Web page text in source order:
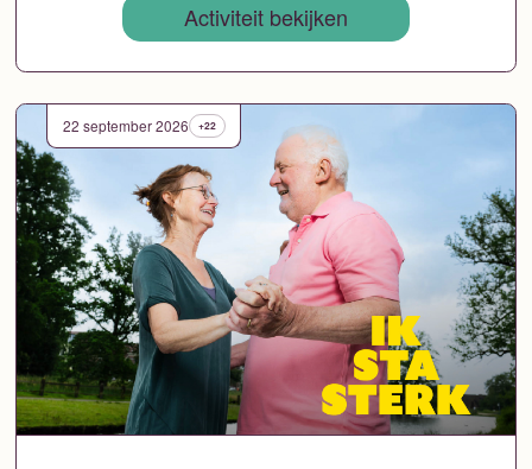
Activiteit bekijken
22 september 2026 +22